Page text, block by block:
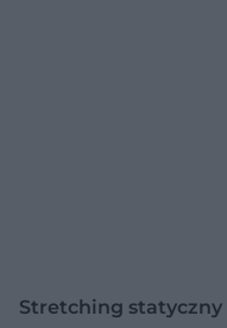
Stretching statyczny